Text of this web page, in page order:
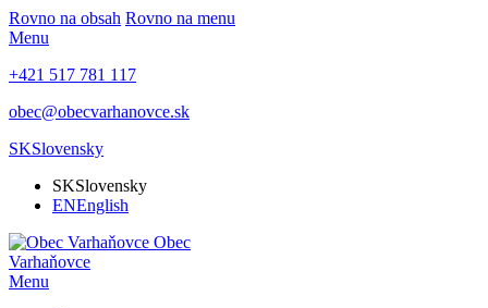
Rovno na obsah Rovno na menu
Menu
+421 517 781 117
obec@obecvarhanovce.sk
SKSlovensky
SKSlovensky
ENEnglish
Obec
Varhaňovce
Menu